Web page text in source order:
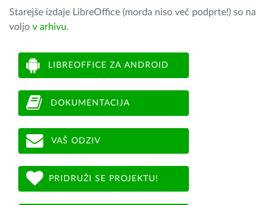
Starejše izdaje LibreOffice (morda niso več podprte!) so na
voljo v arhivu.
LIBREOFFICE ZA ANDROID
DOKUMENTACIJA
VAŠ ODZIV
PRIDRUŽI SE PROJEKTU!